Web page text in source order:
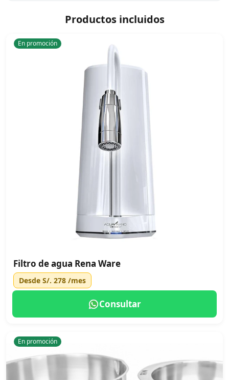
Productos incluidos
En promoción
Filtro de agua Rena Ware
Desde S/. 278 /mes
Consultar
En promoción